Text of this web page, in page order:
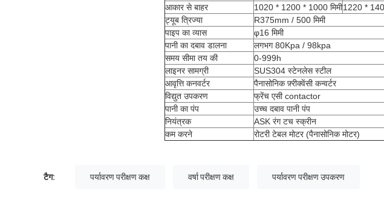
आकार से बाहर
1020 * 1200 * 1000 मिमी1220 *
ट्यूब त्रिज्या
R375mm / 500 मिमी
पाइप का व्यास
φ16 मिमी
पानी का दबाव डालना
लगभग 80Kpa / 98kpa
समय सीमा तय की
0-999h
लाइनर सामग्री
SUS304 स्टेनलेस स्टील
आवृत्ति कनवर्टर
पैनासोनिक फ़्रीक्वेंसी कन्वर्टर
विद्युत उपकरण
फ्रेंच एसी contactor
पानी का पंप
उच्च दबाव पानी पंप
नियंत्रक
ASK रंग टच स्क्रीन
कम करने
रोटरी टेबल मोटर (पैनासोनिक मोटर)
टैग: पर्यावरण परीक्षण कक्ष वर्षा परीक्षण कक्ष पर्यावरण परीक्षण उपकरण